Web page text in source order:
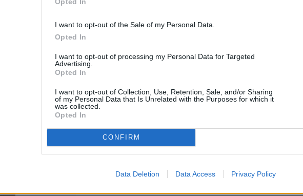
I want to opt-out of the Sale of my Personal Data.
Opted In
I want to opt-out of processing my Personal Data for Targeted
Advertising.
Opted In
I want to opt-out of Collection, Use, Retention, Sale, and/or Sharing
of my Personal Data that Is Unrelated with the Purposes for which it
was collected.
Opted In
CONFIRM
Data Deletion Data Access Privacy Policy
Πολυκαταστήματα» στο πλαίσιο της εισαγωγής της στο Χρηματιστήριο Αθηνών. Η
16:15, 02 Ιουλίου 2026
ΕΠΙΧΕΙΡΉΣΕΙΣ
Attica Stores: Στην τελική ευθεία για την εισαγωγή στο
Euronext Athens
Στην τελική ευθεία για την έναρξη της δημόσιας προσφοράς και τη διαδικασία
προχωρά η Αττικά Πολυκαταστήμ...
15:34, 22 Ιουνίου 2026
ΟΙΚΟΝΟΜΊΑ